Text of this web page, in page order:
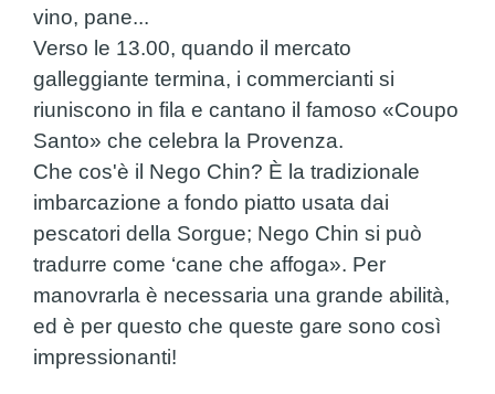
vino, pane...
Verso le 13.00, quando il mercato
galleggiante termina, i commercianti si
riuniscono in fila e cantano il famoso «Coupo
Santo» che celebra la Provenza.
Che cos'è il Nego Chin? È la tradizionale
imbarcazione a fondo piatto usata dai
pescatori della Sorgue; Nego Chin si può
tradurre come ‘cane che affoga». Per
manovrarla è necessaria una grande abilità,
ed è per questo che queste gare sono così
impressionanti!